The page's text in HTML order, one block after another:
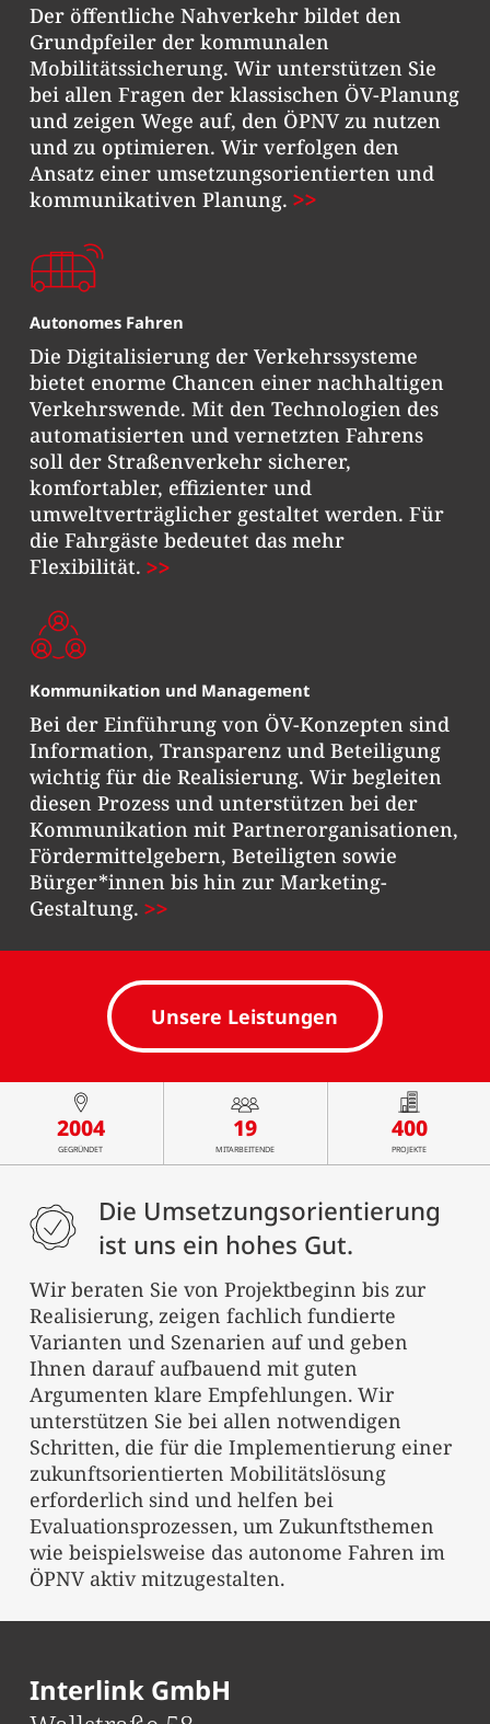
Der öffentliche Nahverkehr bildet den
Grundpfeiler der kommunalen
Mobilitätssicherung. Wir unterstützen Sie
bei allen Fragen der klassischen ÖV-Planung
und zeigen Wege auf, den ÖPNV zu nutzen
und zu optimieren. Wir verfolgen den
Ansatz einer umsetzungsorientierten und
kommunikativen Planung.
Autonomes Fahren
Die Digitalisierung der Verkehrssysteme
bietet enorme Chancen einer nachhaltigen
Verkehrswende. Mit den Technologien des
automatisierten und vernetzten Fahrens
soll der Straßenverkehr sicherer,
komfortabler, effizienter und
umweltverträglicher gestaltet werden. Für
die Fahrgäste bedeutet das mehr
Flexibilität.
Kommunikation und Management
Bei der Einführung von ÖV-Konzepten sind
Information, Transparenz und Beteiligung
wichtig für die Realisierung. Wir begleiten
diesen Prozess und unterstützen bei der
Kommunikation mit Partnerorganisationen,
Fördermittelgebern, Beteiligten sowie
Bürger*innen bis hin zur Marketing-
Gestaltung.
Unsere Leistungen
2004
GEGRÜNDET
19
MITARBEITENDE
400
PROJEKTE
Die Umsetzungsorientierung
ist uns ein hohes Gut.
Wir beraten Sie von Projektbeginn bis zur
Realisierung, zeigen fachlich fundierte
Varianten und Szenarien auf und geben
Ihnen darauf aufbauend mit guten
Argumenten klare Empfehlungen. Wir
unterstützen Sie bei allen notwendigen
Schritten, die für die Implementierung einer
zukunftsorientierten Mobilitätslösung
erforderlich sind und helfen bei
Evaluationsprozessen, um Zukunftsthemen
wie beispielsweise das autonome Fahren im
ÖPNV aktiv mitzugestalten.
Interlink GmbH